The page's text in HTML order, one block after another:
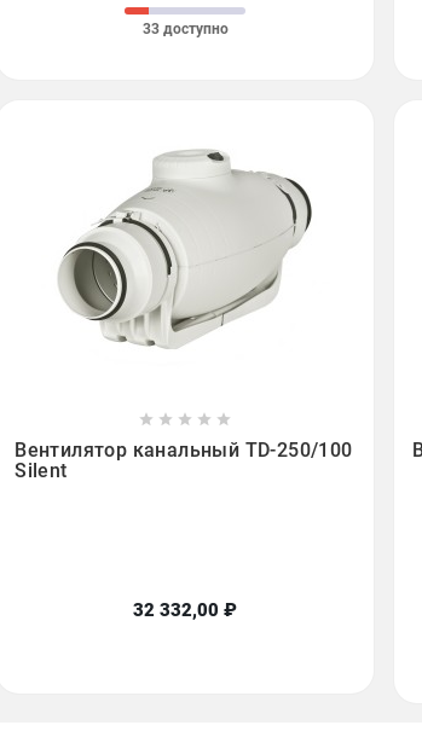
33 доступно
    
Вентилятор канальный TD-250/100
Silent
32 332,00 ₽